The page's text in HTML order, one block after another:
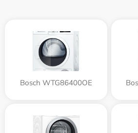
Bosch WTG86400OE